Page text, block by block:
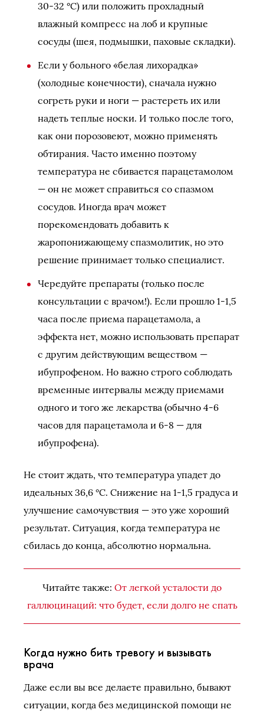
30-32 °C) или положить прохладный
влажный компресс на лоб и крупные
сосуды (шея, подмышки, паховые складки).
Если у больного «белая лихорадка»
(холодные конечности), сначала нужно
согреть руки и ноги — растереть их или
надеть теплые носки. И только после того,
как они порозовеют, можно применять
обтирания. Часто именно поэтому
температура не сбивается парацетамолом
— он не может справиться со спазмом
сосудов. Иногда врач может
порекомендовать добавить к
жаропонижающему спазмолитик, но это
решение принимает только специалист.
Чередуйте препараты (только после
консультации с врачом!). Если прошло 1-1,5
часа после приема парацетамола, а
эффекта нет, можно использовать препарат
с другим действующим веществом —
ибупрофеном. Но важно строго соблюдать
временные интервалы между приемами
одного и того же лекарства (обычно 4-6
часов для парацетамола и 6-8 — для
ибупрофена).
Не стоит ждать, что температура упадет до
идеальных 36,6 °C. Снижение на 1-1,5 градуса и
улучшение самочувствия — это уже хороший
результат. Ситуация, когда температура не
сбилась до конца, абсолютно нормальна.
Читайте также: От легкой усталости до
галлюцинаций: что будет, если долго не спать
Когда нужно бить тревогу и вызывать
врача
Даже если вы все делаете правильно, бывают
ситуации, когда без медицинской помощи не